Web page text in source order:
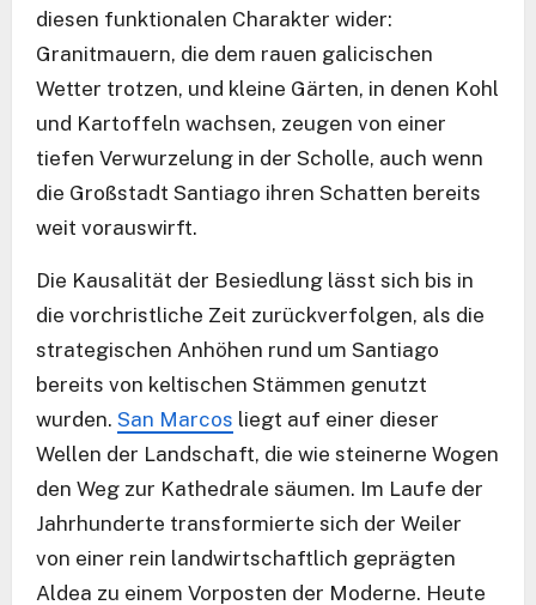
diesen funktionalen Charakter wider:
Granitmauern, die dem rauen galicischen
Wetter trotzen, und kleine Gärten, in denen Kohl
und Kartoffeln wachsen, zeugen von einer
tiefen Verwurzelung in der Scholle, auch wenn
die Großstadt Santiago ihren Schatten bereits
weit vorauswirft.
Die Kausalität der Besiedlung lässt sich bis in
die vorchristliche Zeit zurückverfolgen, als die
strategischen Anhöhen rund um Santiago
bereits von keltischen Stämmen genutzt
wurden. San Marcos liegt auf einer dieser
Wellen der Landschaft, die wie steinerne Wogen
den Weg zur Kathedrale säumen. Im Laufe der
Jahrhunderte transformierte sich der Weiler
von einer rein landwirtschaftlich geprägten
Aldea zu einem Vorposten der Moderne. Heute